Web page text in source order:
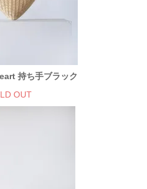
持ち手ブラック
OUT